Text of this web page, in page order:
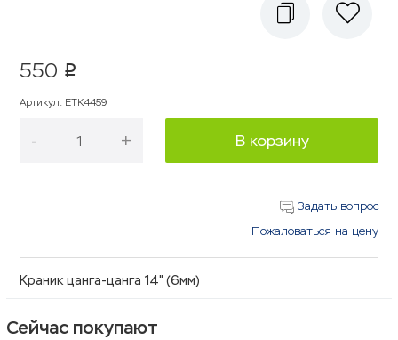
550 p
Артикул: ETK4459
- + В корзину
Задать вопрос
Пожаловаться на цену
Краник цанга-цанга 14" (6мм)
Сейчас покупают